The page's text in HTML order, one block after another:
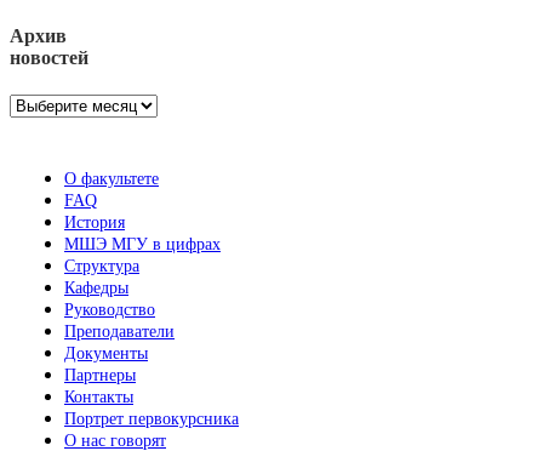
Архив
новостей
Архив
О факультете
FAQ
История
МШЭ МГУ в цифрах
Структура
Кафедры
Руководство
Преподаватели
Документы
Партнеры
Контакты
Портрет первокурсника
О нас говорят